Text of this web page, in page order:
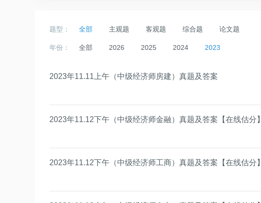
题型： 全部 主观题 客观题 综合题 论文题
年份： 全部 2026 2025 2024 2023
2023年11.11上午（中级经济师房建）真题及答案
2023年11.12下午（中级经济师金融）真题及答案【在线估分】
2023年11.12下午（中级经济师工商）真题及答案【在线估分】